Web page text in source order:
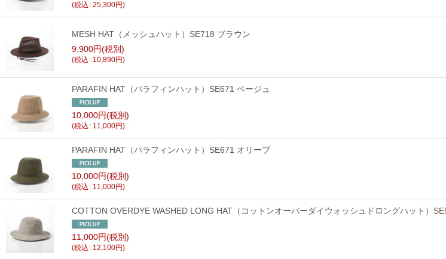
(税込 : 25,300円)
MESH HAT（メッシュハット）SE718 ブラウン
9,900円(税別)
(税込 : 10,890円)
PARAFIN HAT（パラフィンハット）SE671 ベージュ
10,000円(税別)
(税込 : 11,000円)
PARAFIN HAT（パラフィンハット）SE671 オリーブ
10,000円(税別)
(税込 : 11,000円)
COTTON OVERDYE WASHED LONG HAT（コットンオーバーダイウォッシュドロングハット）
11,000円(税別)
(税込 : 12,100円)